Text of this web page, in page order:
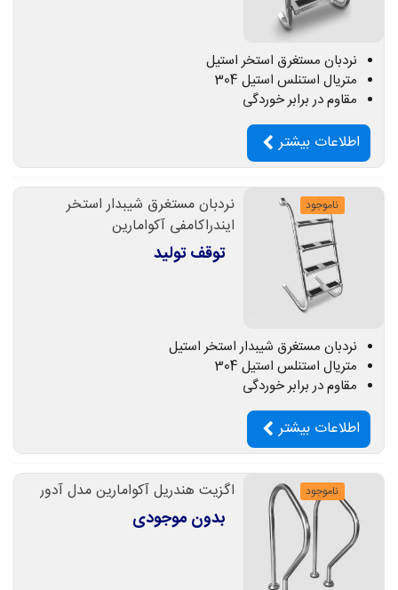
نردبان مستغرق استخر استیل
متریال استنلس استیل 304
مقاوم در برابر خوردگی
اطلاعات بیشتر
ناموجود
نردبان مستغرق شیبدار استخر
ایندراکامفی آکوامارین
توقف تولید
نردبان مستغرق شیبدار استخر استیل
متریال استنلس استیل 304
مقاوم در برابر خوردگی
اطلاعات بیشتر
ناموجود اگزیت هندریل آکوامارین مدل آدور
بدون موجودی